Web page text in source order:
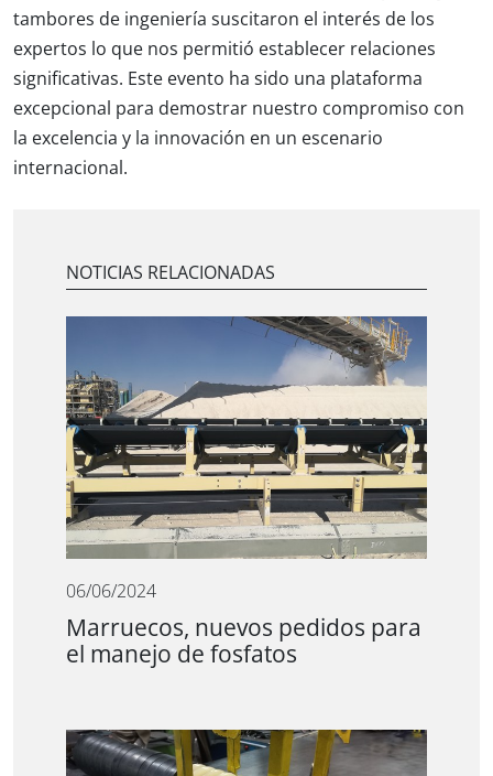
tambores de ingeniería suscitaron el interés de los
expertos lo que nos permitió establecer relaciones
significativas. Este evento ha sido una plataforma
excepcional para demostrar nuestro compromiso con
la excelencia y la innovación en un escenario
internacional.
NOTICIAS RELACIONADAS
06/06/2024
Marruecos, nuevos pedidos para
el manejo de fosfatos